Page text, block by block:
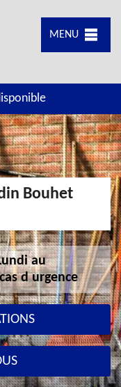
MENU
Bouhet
au
d urgence